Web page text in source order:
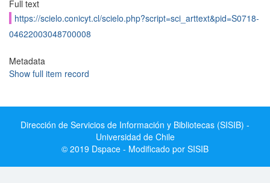
Full text
https://scielo.conicyt.cl/scielo.php?script=sci_arttext&pid=S0718-
04622003048700008
Metadata
Show full item record
Dirección de Servicios de Información y Bibliotecas (SISIB) -
Universidad de Chile
© 2019 Dspace - Modificado por SISIB